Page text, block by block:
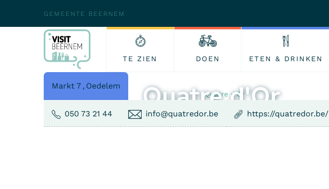
GEMEENTE BEERNEM
TE ZIEN DOEN ETEN & DRINKEN
Restaurant › Quatre d'Or
Quatre d'Or
Markt 7 , Oedelem
050 73 21 44 info@quatredor.be https://quatredor.be/